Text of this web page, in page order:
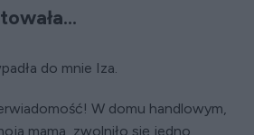
do mnie Iza.
W domu handlowym,
mama, zwolniło się jedno